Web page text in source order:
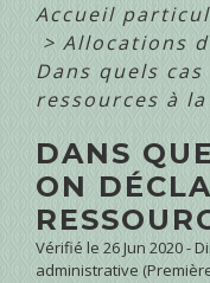
Accueil
> Allocations
Dans quels
ressources à la
DANS
ON
Vérifié le 26 Jun 2020 -
administrative